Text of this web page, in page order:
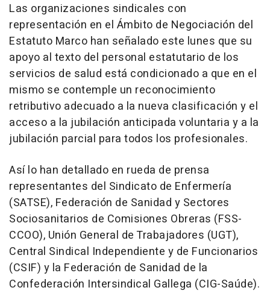
Las organizaciones sindicales con
representación en el Ámbito de Negociación del
Estatuto Marco han señalado este lunes que su
apoyo al texto del personal estatutario de los
servicios de salud está condicionado a que en el
mismo se contemple un reconocimiento
retributivo adecuado a la nueva clasificación y el
acceso a la jubilación anticipada voluntaria y a la
jubilación parcial para todos los profesionales.
Así lo han detallado en rueda de prensa
representantes del Sindicato de Enfermería
(SATSE), Federación de Sanidad y Sectores
Sociosanitarios de Comisiones Obreras (FSS-
CCOO), Unión General de Trabajadores (UGT),
Central Sindical Independiente y de Funcionarios
(CSIF) y la Federación de Sanidad de la
Confederación Intersindical Gallega (CIG-Saúde).